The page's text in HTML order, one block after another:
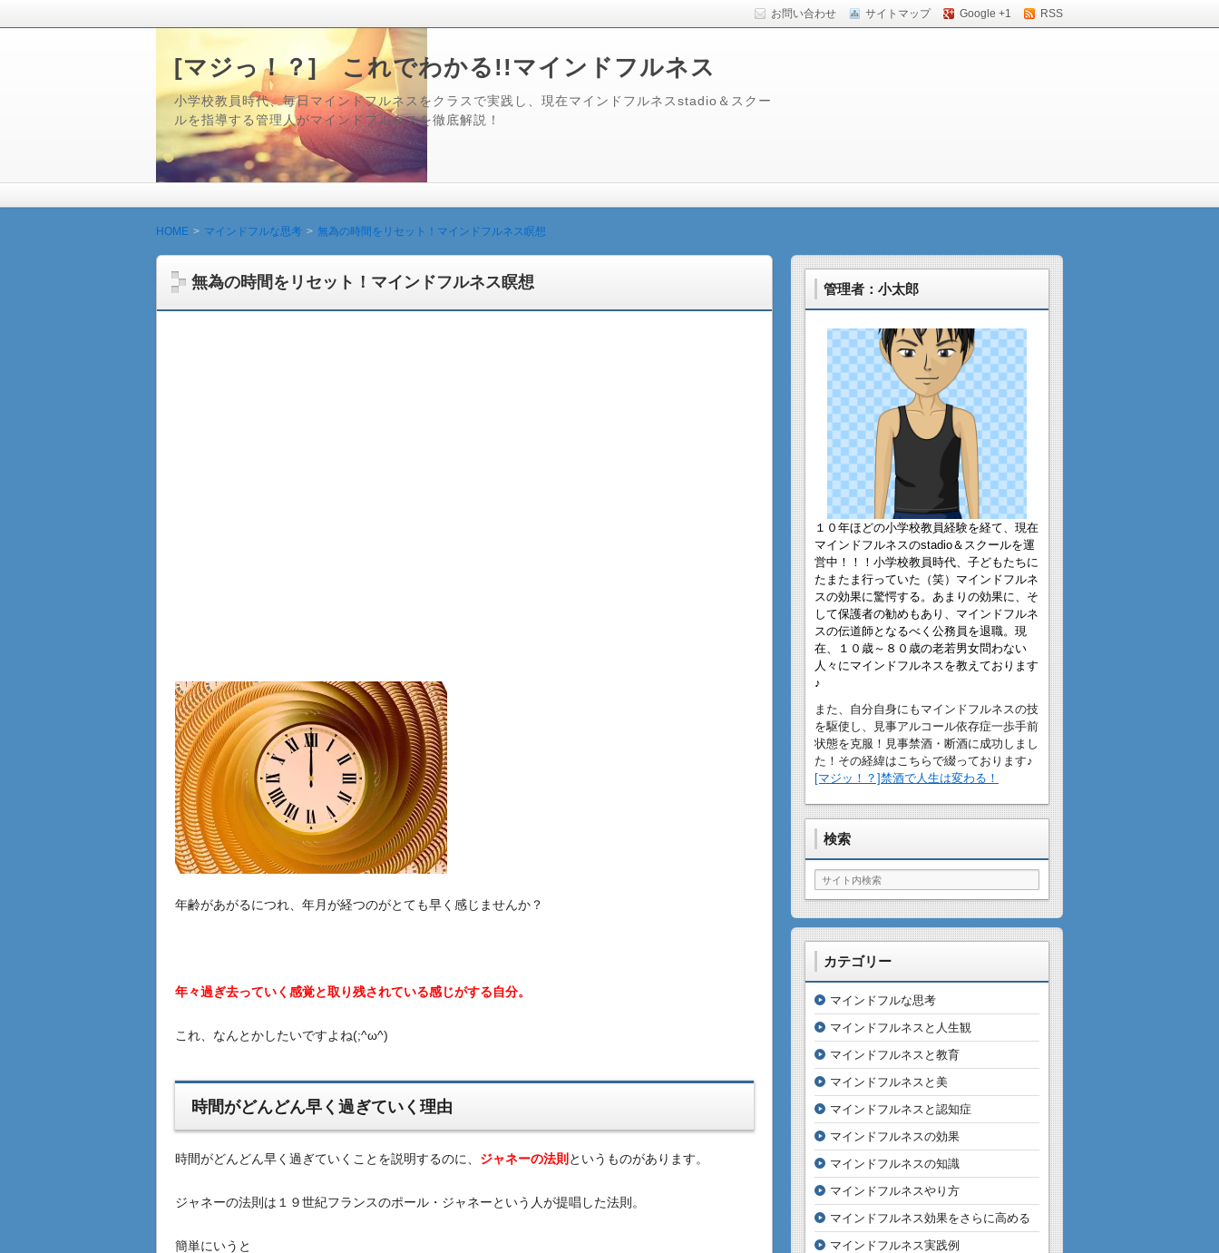
お問い合わせ サイトマップ Google +1 RSS
[マジっ！？] これでわかる!!マインドフルネス
小学校教員時代、毎日マインドフルネスをクラスで実践し、現在マインドフルネスstadio＆スクー
ルを指導する管理人がマインドフルネスを徹底解説！
HOME マインドフルな思考 無為の時間をリセット！マインドフルネス瞑想
無為の時間をリセット！マインドフルネス瞑想
年齢があがるにつれ、年月が経つのがとても早く感じませんか？
年々過ぎ去っていく感覚と取り残されている感じがする自分。
これ、なんとかしたいですよね(;^ω^)
時間がどんどん早く過ぎていく理由
時間がどんどん早く過ぎていくことを説明するのに、 ジャネーの法則 というものがあります。
ジャネーの法則は１９世紀フランスのポール・ジャネーという人が提唱した法則。
簡単にいうと
管理者：小太郎
１０年ほどの小学校教員経験を経て、現在
マインドフルネスのstadio＆スクールを運
営中！！！小学校教員時代、子どもたちに
たまたま行っていた（笑）マインドフルネ
スの効果に驚愕する。あまりの効果に、そ
して保護者の勧めもあり、マインドフルネ
スの伝道師となるべく公務員を退職。現
在、１０歳～８０歳の老若男女問わない
人々にマインドフルネスを教えております
♪
また、自分自身にもマインドフルネスの技
を駆使し、見事アルコール依存症一歩手前
状態を克服！見事禁酒・断酒に成功しまし
た！その経緯はこちらで綴っております♪
[マジッ！？]禁酒で人生は変わる！
検索
カテゴリー
マインドフルな思考
マインドフルネスと人生観
マインドフルネスと教育
マインドフルネスと美
マインドフルネスと認知症
マインドフルネスの効果
マインドフルネスの知識
マインドフルネスやり方
マインドフルネス効果をさらに高める
マインドフルネス実践例